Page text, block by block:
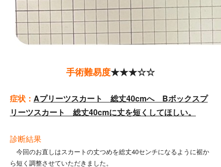
手術難易度★★★☆☆
症状： Aプリーツスカート 総丈40cmへ Bボックスプ
リーツスカート 総丈40cmに丈を短くしてほしい。
診断結果
今回のお直しはスカートの丈つめを総丈40センチになるように裾か
ら短く調整させていただきました。